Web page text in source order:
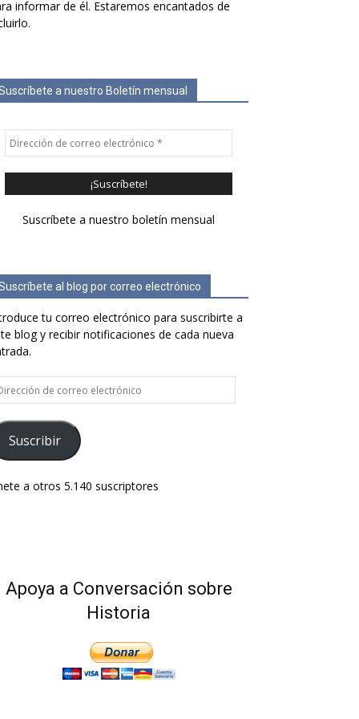
informar de él. Estaremos encantados de
a nuestro Boletín mensual
Suscríbete a nuestro boletín mensual
al blog por correo electrónico
tu correo electrónico para suscribirte a
blog y recibir notificaciones de cada nueva
Suscribir
a otros 5.140 suscriptores
Apoya a Conversación sobre
Historia